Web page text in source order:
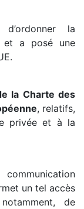
la
et a posé une
la Charte des
, relatifs,
privée et à la
un tel accès
de